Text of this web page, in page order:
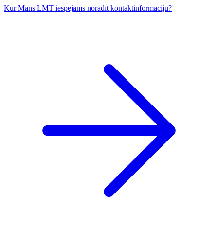
Kur Mans LMT iespējams norādīt kontaktinformāciju?